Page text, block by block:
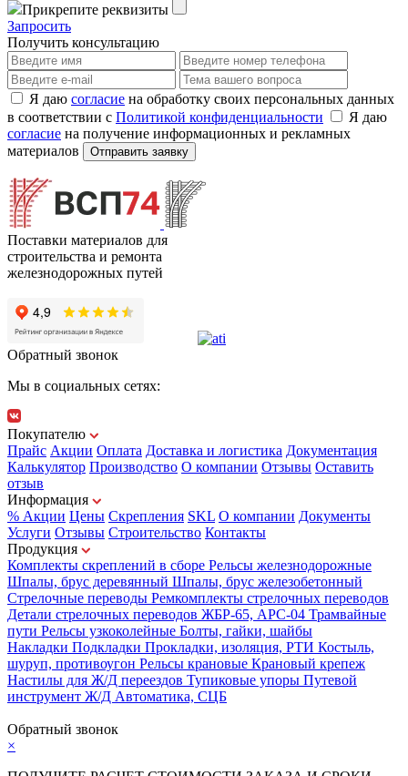
Пpикpeпитe peквизиты
Зaпpocить
Получить консультацию
Я даю согласие на обработку своих персональных данных
в соответствии с Политикой конфиденциальности
Я даю
согласие на получение информационных и рекламных
материалов
Отправить заявку
Поставки материалов для
строительства и ремонта
железнодорожных путей
Обратный звонок
Мы в социальных сетях:
Покупателю
Прайс Акции Оплата Доставка и логистика Документация
Калькулятор Производство О компании Отзывы Оставить
отзыв
Информация
% Акции Цены Скрепления SKL О компании Документы
Услуги Отзывы Строительство Контакты
Продукция
Комплекты скреплений в сборе Рельсы железнодорожные
Шпалы, брус деревянный Шпалы, брус железобетонный
Стрелочные переводы Ремкомплекты стрелочных переводов
Детали стрелочных переводов ЖБР-65, АРС-04 Трамвайные
пути Рельсы узкоколейные Болты, гайки, шайбы
Накладки Подкладки Прокладки, изоляция, РТИ Костыль,
шуруп, противоугон Рельсы крановые Крановый крепеж
Настилы для Ж/Д переездов Тупиковые упоры Путевой
инструмент Ж/Д Автоматика, СЦБ
Обратный звонок
×